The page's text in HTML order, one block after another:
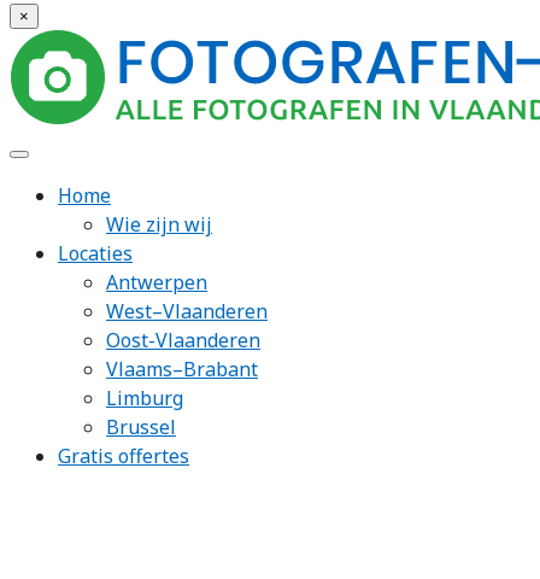
×
Home
Wie zijn wij
Locaties
Antwerpen
West–Vlaanderen
Oost-Vlaanderen
Vlaams–Brabant
Limburg
Brussel
Gratis offertes